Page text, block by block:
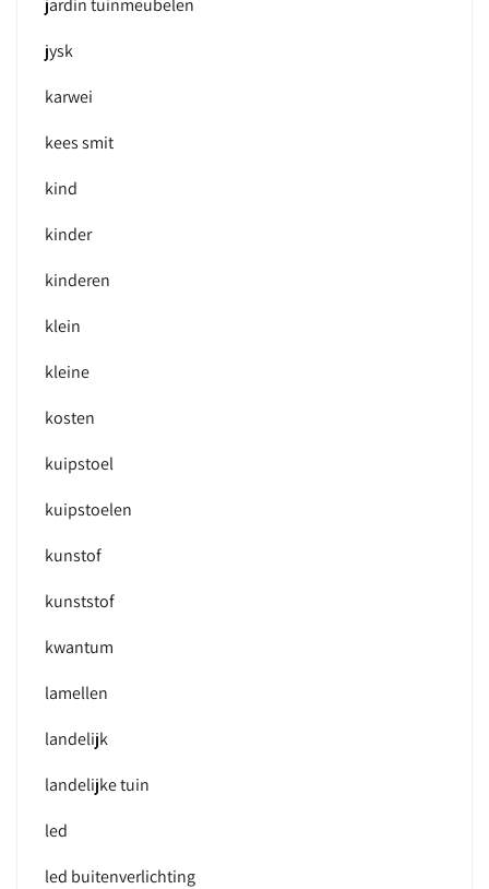
jardin tuinmeubelen
jysk
karwei
kees smit
kind
kinder
kinderen
klein
kleine
kosten
kuipstoel
kuipstoelen
kunstof
kunststof
kwantum
lamellen
landelijk
landelijke tuin
led
led buitenverlichting